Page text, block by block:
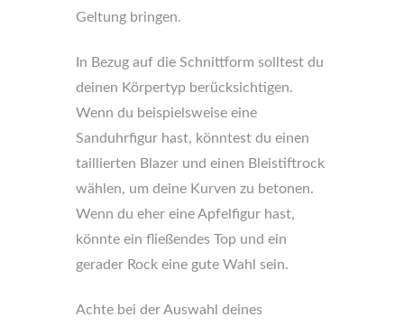
Geltung bringen.
In Bezug auf die Schnittform solltest du
deinen Körpertyp berücksichtigen.
Wenn du beispielsweise eine
Sanduhrfigur hast, könntest du einen
taillierten Blazer und einen Bleistiftrock
wählen, um deine Kurven zu betonen.
Wenn du eher eine Apfelfigur hast,
könnte ein fließendes Top und ein
gerader Rock eine gute Wahl sein.
Achte bei der Auswahl deines